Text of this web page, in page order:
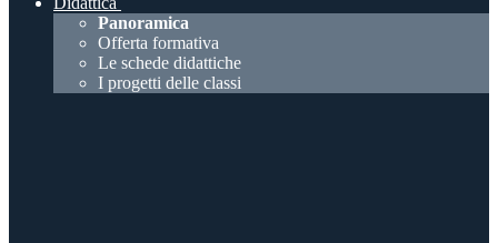
Panoramica
Offerta formativa
Le schede didattiche
I progetti delle classi